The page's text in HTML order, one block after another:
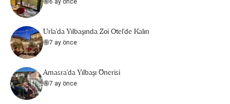
6 ay önce
Urla'da Yılbaşında Zoi Otel'de Kalın
7 ay önce
Amasra'da Yılbaşı Önerisi
7 ay önce